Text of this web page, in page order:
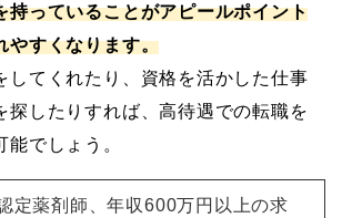
持っていることがアピールポイント
やすくなります。
してくれたり、資格を活かした仕事
探したりすれば、高待遇での転職を
でしょう。
定薬剤師、年収600万円以上の求